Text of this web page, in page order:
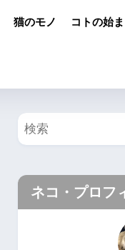
猫のモノ コトの始ま
ネコ・プロフ